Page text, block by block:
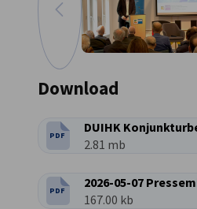
Vergrößern
zum vorherigen Bild
Download
DATEITYP:
PDF
DUIHK
Dateigröße:
2.81 mb
DATEITYP:
PDF
2026-05-07
Dateigröße:
167.00 kb